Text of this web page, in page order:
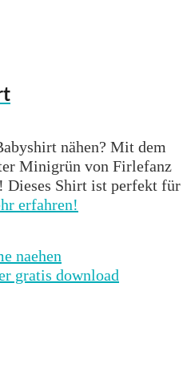
nähen? Mit dem
Minigrün von Firlefanz
Dieses Shirt ist perfekt für
erfahren!